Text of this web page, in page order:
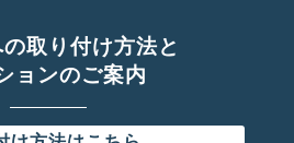
取り付け方法と
ョンのご案内